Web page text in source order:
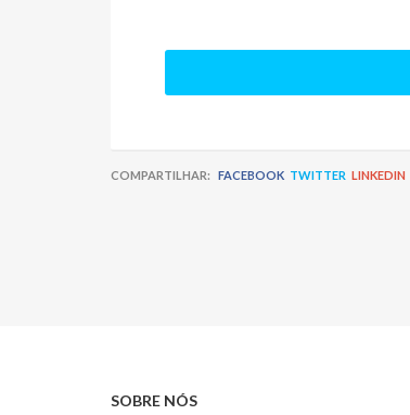
COMPARTILHAR: FACEBOOK TWITTER LINKEDIN
SOBRE NÓS